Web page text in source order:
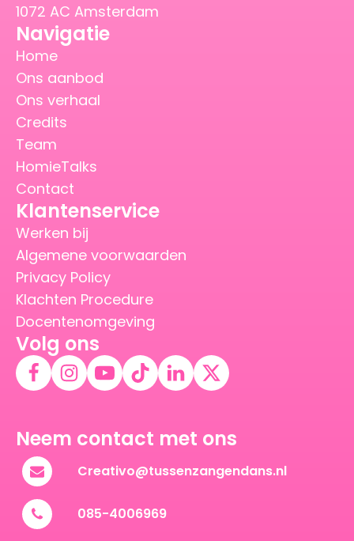
1072 AC Amsterdam
Navigatie
Home
Ons aanbod
Ons verhaal
Credits
Team
HomieTalks
Contact
Klantenservice
Werken bij
Algemene voorwaarden
Privacy Policy
Klachten Procedure
Docentenomgeving
Volg ons
Neem contact met ons
Creativo@tussenzangendans.nl
085-4006969